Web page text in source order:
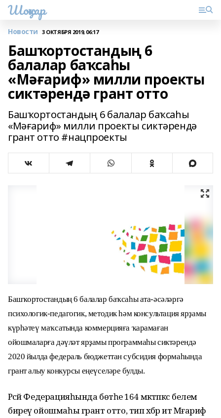
Шоңҡар
Новости 3 ОКТЯБРЯ 2019, 06:17
Башҡортостандың 6
балалар баҡсаһы
«Мәғариф» милли проекты
сиктәрендә грант отто
Башҡортостандың 6 балалар баҡсаһы
«Мәғариф» милли проекты сиктәрендә
грант отто #нацпроекты
Башҡортостандың 6 балалар баҡсаһы ата-әсәләргә
психологик-педагогик, методик һәм консультация ярҙамы
күрһәтеү маҡсатында коммерцияға ҡарамаған
ойошмаларға дәүләт ярҙамы программаһы сиктәрендә
2020 йылда федераль бюджеттан субсидия формаһында
грант алыу конкурсы еңеүселәре булды.
Рәсәй Федерацияһында бөтәһе 164 мәктәпкәсә белем
биреү ойошмаһы грант отто, тип хәбәр итә Мәғариф